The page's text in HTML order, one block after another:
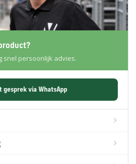
snel persoonlijk advies.
gesprek via WhatsApp